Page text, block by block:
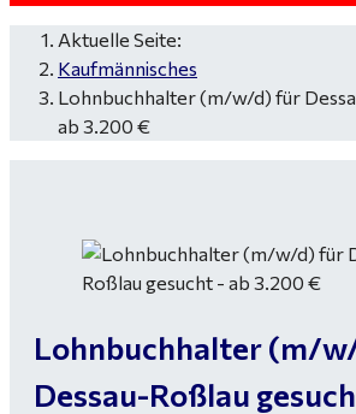
Aktuelle Seite:
Kaufmännisches
Lohnbuchhalter (m/w/d) für
ab 3.200 €
Lohnbuchhalter (m/
Dessau-Roßlau